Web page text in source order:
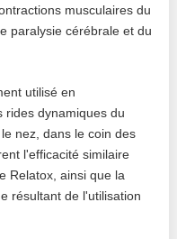
musculaires du
paralysie cérébrale et du
utilisé en
rides dynamiques du
nez, dans le coin des
l'efficacité similaire
Relatox, ainsi que la
résultant de l'utilisation